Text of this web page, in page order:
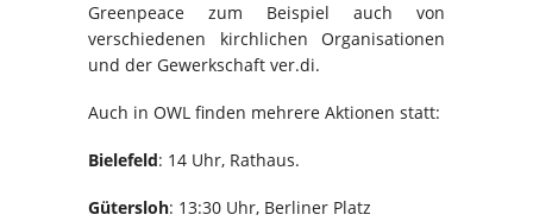
Greenpeace zum Beispiel auch von
verschiedenen kirchlichen Organisationen
und der Gewerkschaft ver.di.
Auch in OWL finden mehrere Aktionen statt:
Bielefeld: 14 Uhr, Rathaus.
Gütersloh: 13:30 Uhr, Berliner Platz